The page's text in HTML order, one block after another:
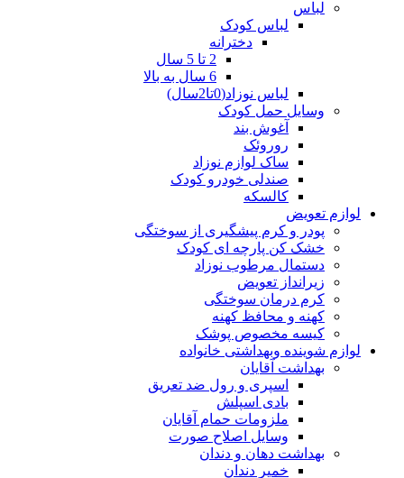
لباس
لباس کودک
دخترانه
2 تا 5 سال
6 سال به بالا
لباس نوزاد(0تا2سال)
وسایل حمل کودک
آغوش بند
روروئک
ساک لوازم نوزاد
صندلی خودرو کودک
کالسکه
لوازم تعویض
پودر و کرم پیشگیری از سوختگی
خشک کن پارچه ای کودک
دستمال مرطوب نوزاد
زیرانداز تعویض
کرم درمان سوختگی
کهنه و محافظ کهنه
کیسه مخصوص پوشک
لوازم شوینده وبهداشتی خانواده
بهداشت آقایان
اسپری و رول ضد تعریق
بادی اسپلش
ملزومات حمام آقایان
وسایل اصلاح صورت
بهداشت دهان و دندان
خمیر دندان